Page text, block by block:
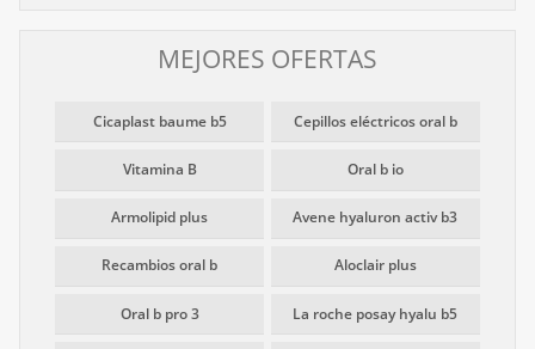
MEJORES OFERTAS
Cicaplast baume b5 Cepillos eléctricos oral b
Vitamina B Oral b io
Armolipid plus Avene hyaluron activ b3
Recambios oral b Aloclair plus
Oral b pro 3 La roche posay hyalu b5